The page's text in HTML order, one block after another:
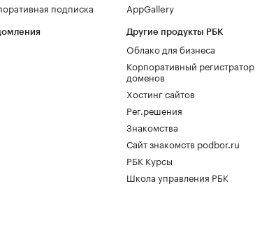
подписка
AppGallery
Другие продукты РБК
Облако для бизнеса
Корпоративный регистратор
доменов
Хостинг сайтов
Рег.решения
Знакомства
Сайт знакомств podbor.ru
РБК Курсы
Школа управления РБК